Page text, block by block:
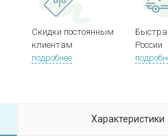
Скидки постоянным
клиентам
подробнее
России
Характеристики